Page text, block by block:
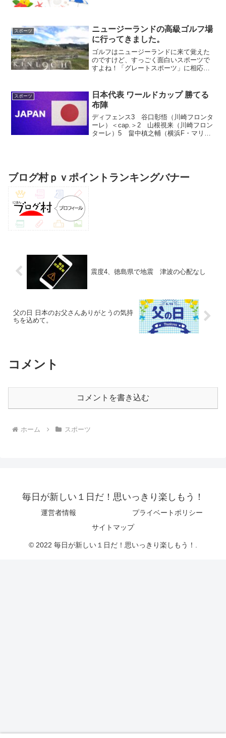
チュラル派さんでも大人...
スポーツ
ニュージーランドの高級ゴルフ場
に行ってきました。
ゴルフはニュージーランドに来て覚えた
のですけど、すっごく面白いスポーツで
すよね！「グレートスポーツ」に相応し
ていませんが、ニュージーランドが夏に
なったらまたいこうかなと...
スポーツ
日本代表 ワールドカップ 勝てる
布陣
ディフェンス3 谷口彰悟（川崎フロンタ
ーレ）＜cap.＞2 山根視来（川崎フロン
ターレ）5 畠中槙之輔（横浜F・マリノ
ブログ村ｐｖポイントランキングバナー
震度4、徳島県で地震 津波の心配なし
父の日 日本のお父さんありがとうの気持
ちを込めて。
コメント
コメントを書き込む
ホーム スポーツ
毎日が新しい１日だ！思いっきり楽しもう！
運営者情報
プライベートポリシー
サイトマップ
© 2022 毎日が新しい１日だ！思いっきり楽しもう！.